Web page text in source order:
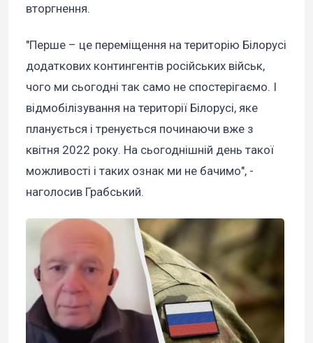
вторгнення.
"Перше – це переміщення на територію Білорусі
додаткових контингентів російських військ,
чого ми сьогодні так само не спостерігаємо. І
відмобілізування на території Білорусі, яке
планується і тренується починаючи вже з
квітня 2022 року. На сьогоднішній день такої
можливості і таких ознак ми не бачимо", -
наголосив Грабський.